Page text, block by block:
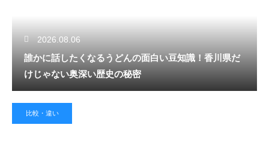
2026.08.06
誰かに話したくなるうどんの面白い豆知識！香川県だ
けじゃない奥深い歴史の秘密
比較・違い